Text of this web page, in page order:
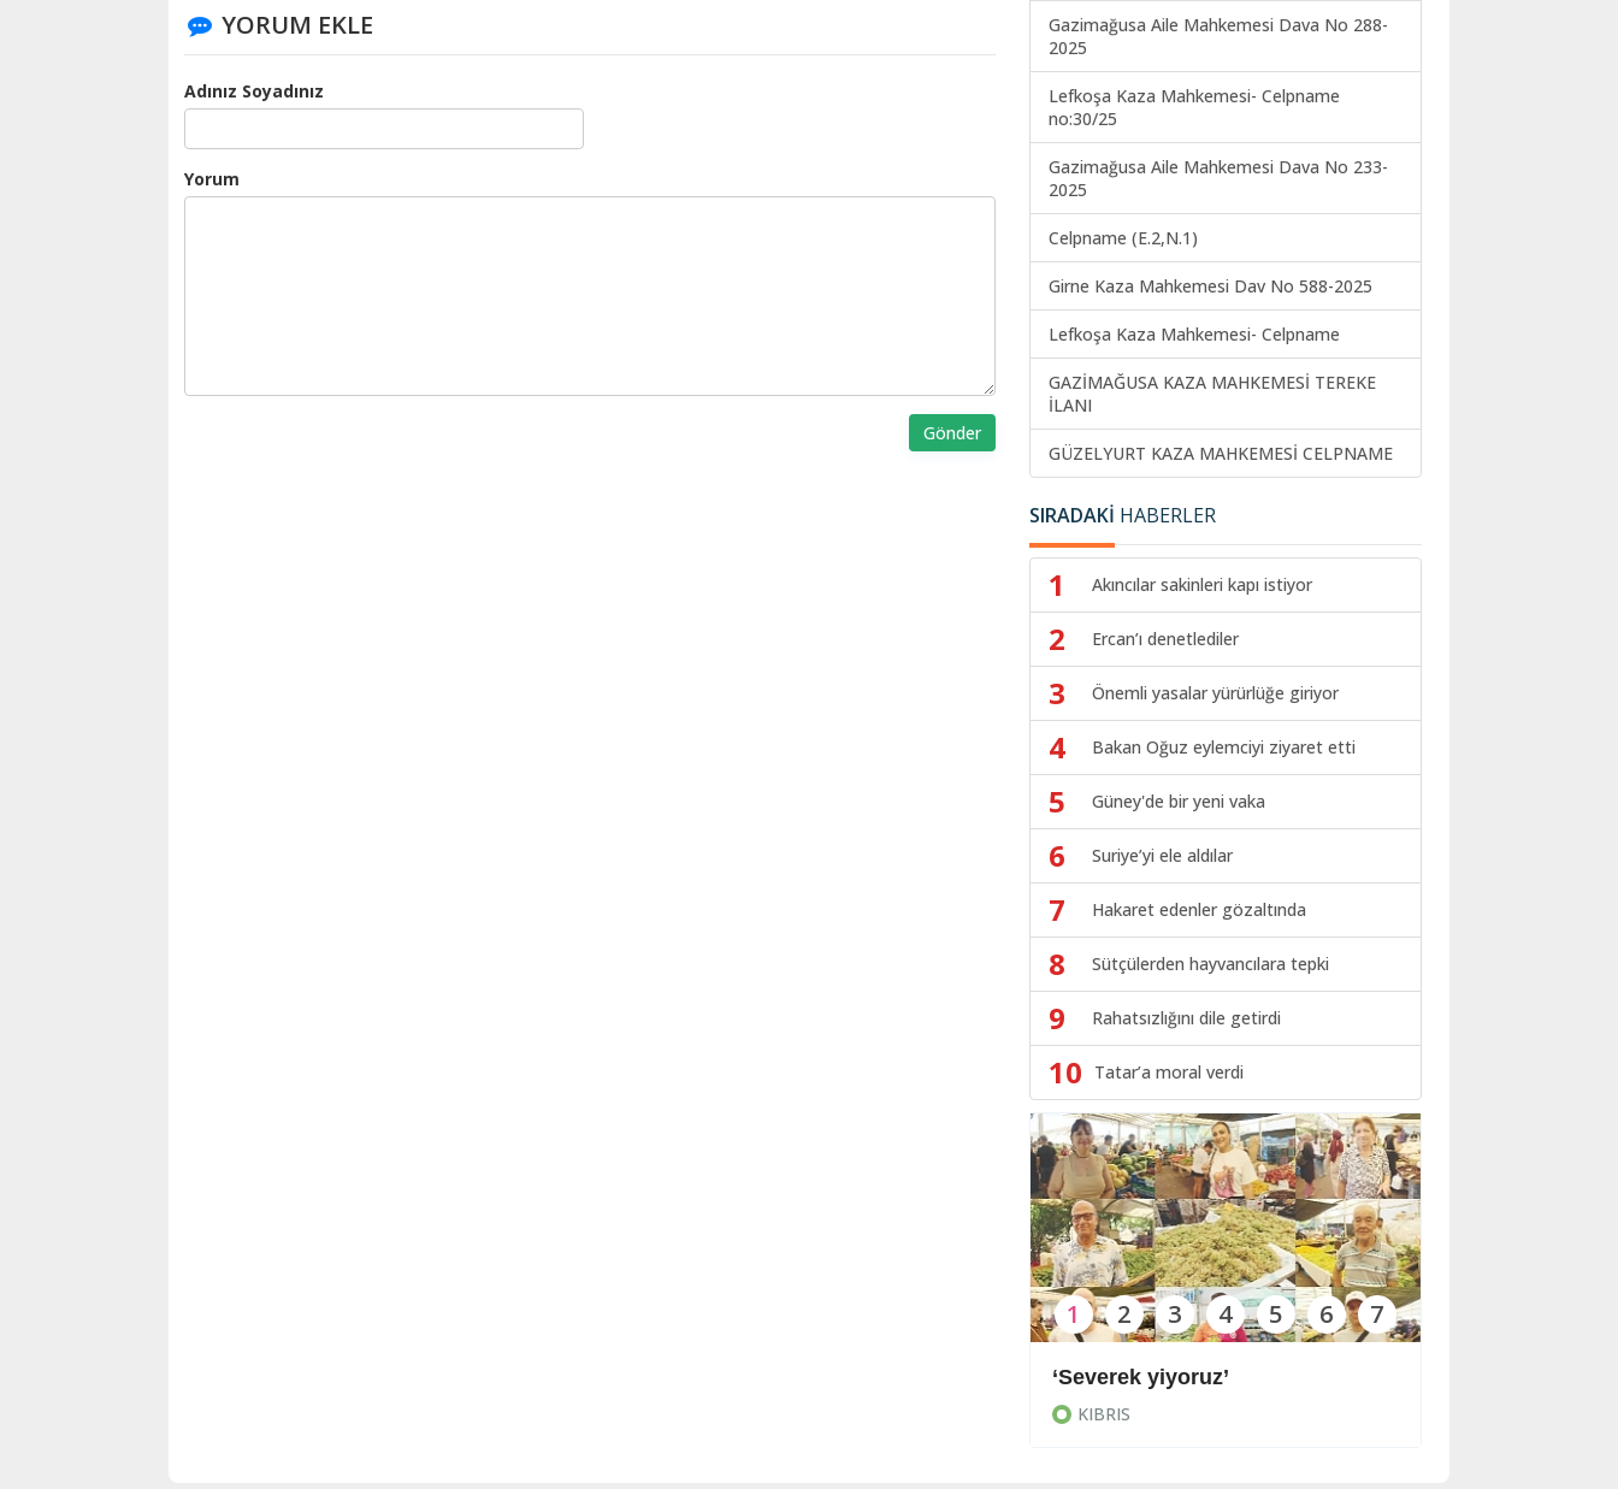
YORUM EKLE
Adınız Soyadınız
Yorum
Gönder
Gazimağusa Aile Mahkemesi Dava No 288-
2025
Lefkoşa Kaza Mahkemesi- Celpname
no:30/25
Gazimağusa Aile Mahkemesi Dava No 233-
2025
Celpname (E.2,N.1)
Girne Kaza Mahkemesi Dav No 588-2025
Lefkoşa Kaza Mahkemesi- Celpname
GAZİMAĞUSA KAZA MAHKEMESİ TEREKE
İLANI
GÜZELYURT KAZA MAHKEMESİ CELPNAME
SIRADAKİ HABERLER
1 Akıncılar sakinleri kapı istiyor
2 Ercan’ı denetlediler
3 Önemli yasalar yürürlüğe giriyor
4 Bakan Oğuz eylemciyi ziyaret etti
5 Güney'de bir yeni vaka
6 Suriye’yi ele aldılar
7 Hakaret edenler gözaltında
8 Sütçülerden hayvancılara tepki
9 Rahatsızlığını dile getirdi
10 Tatar’a moral verdi
‘Severek yiyoruz’
KIBRIS
1 2 3 4 5 6 7